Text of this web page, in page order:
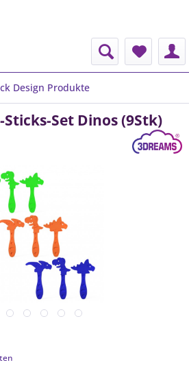
Design Produkte
Set Dinos (9Stk)